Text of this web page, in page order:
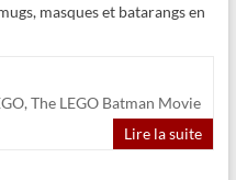
masques et batarangs en
, The LEGO Batman Movie
Lire la suite